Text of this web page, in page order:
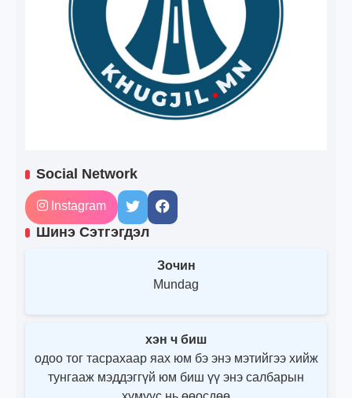
Social Network
Instagram
Шинэ Сэтгэгдэл
Зочин
Mundag
хэн ч биш
одоо тог тасрахаар яах юм бэ энэ мэтийгээ хийж
тунгааж мэддэггүй юм биш үү энэ салбарын